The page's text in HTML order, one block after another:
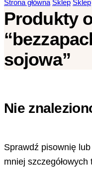
Strona główna Sklep Sklep
Produkty
sojowa”
Nie
Sprawdź pisownię
mniej szczegółowych